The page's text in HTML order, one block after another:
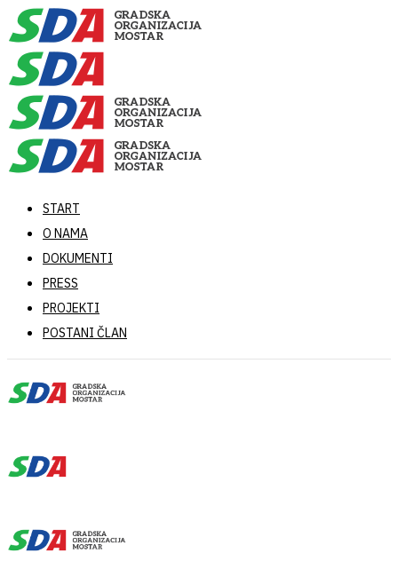
START
O NAMA
DOKUMENTI
PRESS
PROJEKTI
POSTANI ČLAN